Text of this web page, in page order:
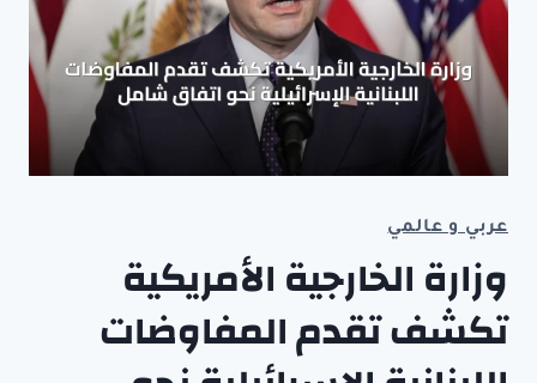
عربي و عالمي
وزارة الخارجية الأمريكية
تكشف تقدم المفاوضات